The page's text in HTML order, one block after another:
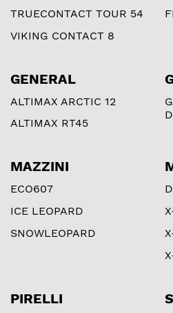
TRUECONTACT TOUR 54
VIKING CONTACT 8
GENERAL
ALTIMAX ARCTIC 12
ALTIMAX RT45
MAZZINI
ECO607
ICE LEOPARD
SNOWLEOPARD
PIRELLI